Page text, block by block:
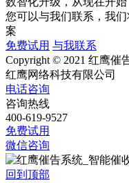
您可以与我们联系，我
案
免费试用 与我联系
Copyright © 2021 红鹰催
红鹰网络科技有限公司
电话咨询
咨询热线
400-619-9527
免费试用
微信咨询
回到顶部